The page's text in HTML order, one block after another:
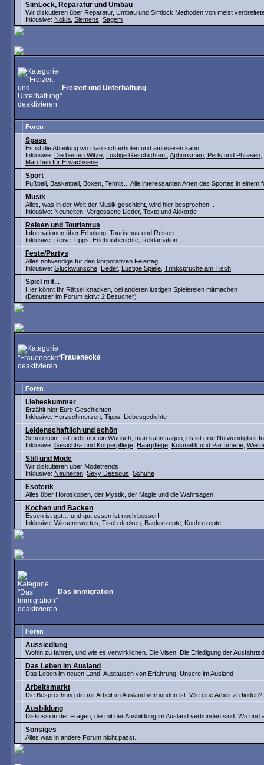
SimLock, Reparatur und Umbau
Wir diskutieren über Reparatur, Umbau und Simlock Methoden von meist
Inklusive: Nokia Siemens Sagem
Freizeit und Unterhaltung
Foren
Spass
Es ist die Abteilung wo man sich erholen und amüsieren kann
Inklusive: Die besten Witze Lüstige Geschichten Aphorismen, Perls und Phrasen
Märchen für Erwachsene
Sport
Fußball, Basketball, Boxen, Tennis... Alle interessanten Arten des Sportes in einem
Musik
Alles, was in der Welt der Musik geschieht, wird hier besprochen...
Inklusive: Neuheiten Vergessene Lieder, Texte und Akkorde
Reisen und Tourismus
Informationen über Erholung, Tourismus und Reisen
Inklusive: Reise-Tipps Erlebnisberichte Reklamation
Feste/Partys
Alles notwendige für den korporativen Feiertag
Inklusive: Glückwünsche Lieder, Lüstige Spiele Trinksprüche am Tisch
Spiel mit...
Hier könnt Ihr Rätsel knacken, bei anderen lustigen Spielereien mitmachen
(Benutzer im Forum aktiv: 2 Besucher)
Frauenecke
Foren
Liebeskummer
Erzählt hier Eure Geschichten
Inklusive: Herzschmerzen Tipps Liebesgedichte
Leidenschaftlich und schön
Schön sein - ist nicht nur ein Wunsch, man kann sagen, es ist eine Notwendigkeit
Inklusive: Gesichts- und Körperpflege Haarpflege Kosmetik und Parfümerie Wie
Still und Mode
Wir diskutieren über Modetrends
Inklusive: Neuheiten Sexy Dessous Schuhe
Esoterik
Alles über Horoskopen, der Mystik, der Magie und die Wahrsagen
Kochen und Backen
Essen ist gut… und gut essen ist noch besser!
Inklusive: Wissenswertes Tisch decken Backrezepte Kochrezepte
Das Immigration
Foren
Aussiedlung
Wohin zu fahren, und wie es verwirklichen. Die Visen. Die Erledigung der
Das Leben im Ausland
Das Leben im neuen Land. Austausch von Erfahrung. Unsere im Ausland
Arbeitsmarkt
Die Besprechung die mit Arbeit im Ausland verbunden ist. Wie eine Arbeit zu
Ausbildung
Diskussion der Fragen, die mit der Ausbildung im Ausland verbunden sind. Wo und
Sonsiges
Alles was in andere Forum nicht passt.